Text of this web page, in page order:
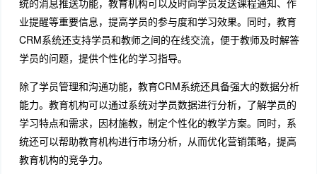
业提醒等重要信息，提高学员的参与度和学习效果。同时，教育
CRM系统还支持学员和教师之间的在线交流，便于教师及时解答
学员的问题，提供个性化的学习指导。
除了学员管理和沟通功能，教育CRM系统还具备强大的数据分析
能力。教育机构可以通过系统对学员数据进行分析，了解学员的
学习特点和需求，因材施教，制定个性化的教学方案。同时，系
统还可以帮助教育机构进行市场分析，从而优化营销策略，提高
教育机构的竞争力。